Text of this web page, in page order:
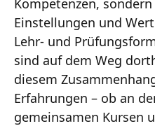
Einstellungen und
Lehr- und
sind auf dem Weg
diesem
Erfahrungen – ob an
gemeinsamen Kursen